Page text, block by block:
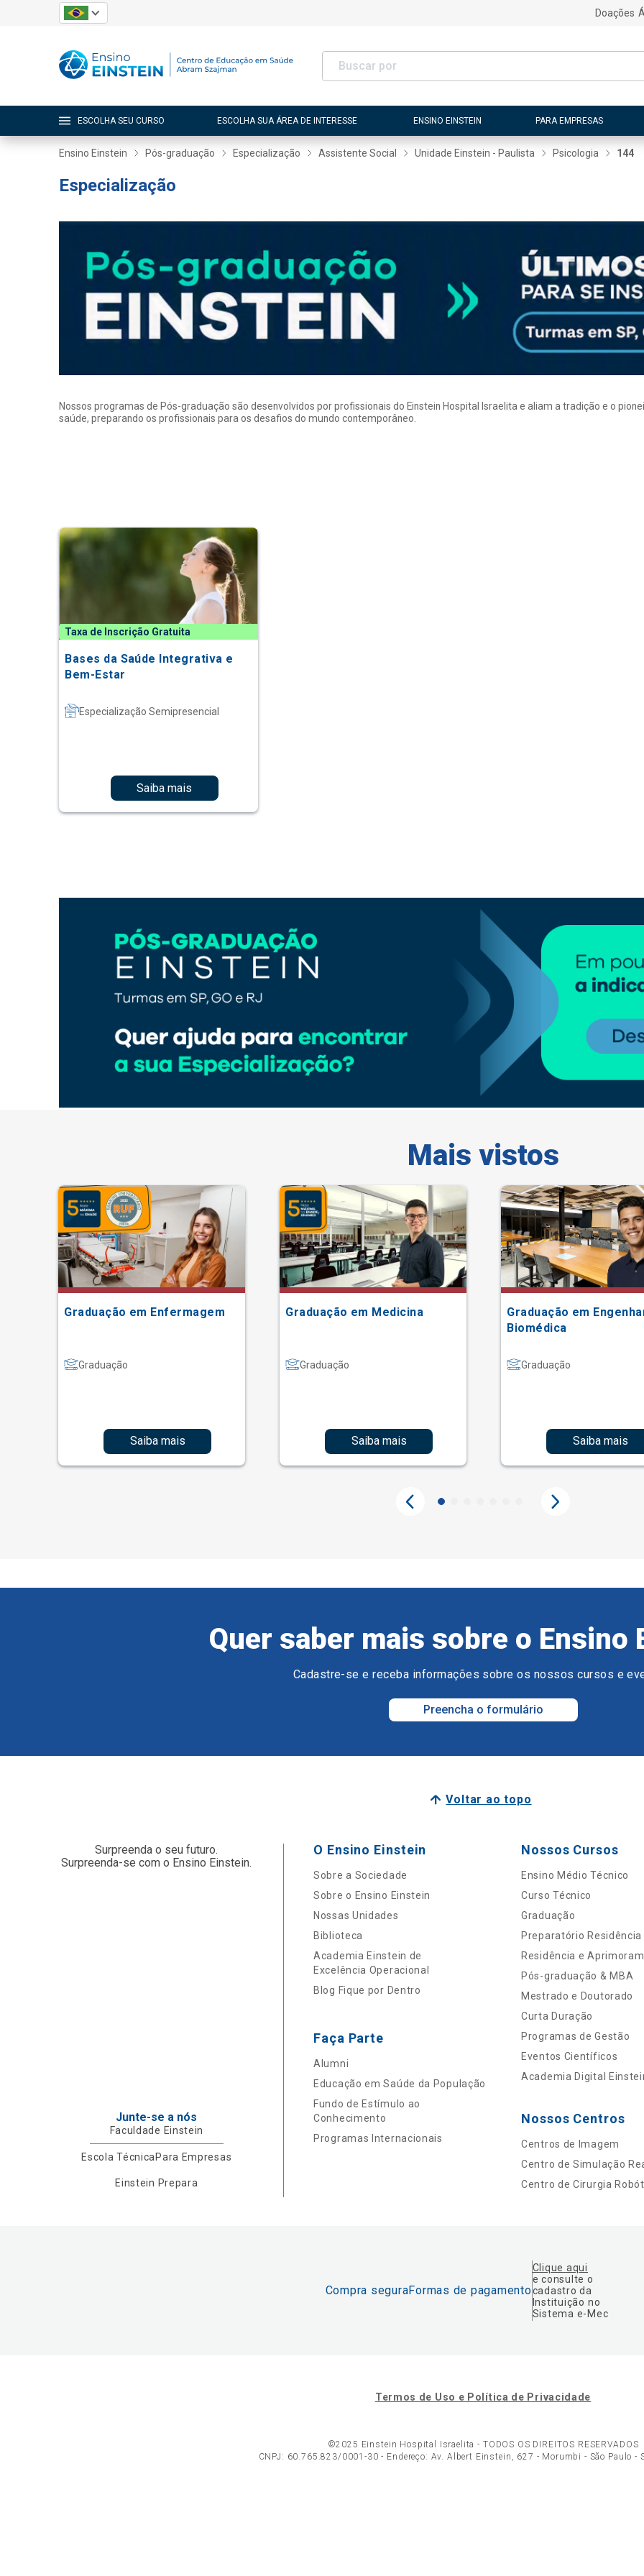
Doações
ESCOLHA SEU CURSO ESCOLHA SUA ÁREA DE INTERESSE ENSINO EINSTEIN PARA EMPRESAS
Ensino Einstein Pós-graduação Especialização Assistente Social Unidade Einstein - Paulista Psicologia 144
Especialização
Nossos programas de Pós-graduação são desenvolvidos por profissionais do Einstein Hospital Israelita e aliam a tradição e o
saúde, preparando os profissionais para os desafios do mundo contemporâneo.
Taxa de Inscrição Gratuita
Bases da Saúde Integrativa e
Bem-Estar
Especialização Semipresencial
Saiba mais
Mais vistos
Graduação em Enfermagem
Graduação
Saiba mais
Graduação em Medicina
Graduação
Saiba mais
Graduação em
Biomédica
Graduação
Saiba mais
Quer saber mais sobre o Ensino
Cadastre-se e receba informações sobre os nossos cursos e
Preencha o formulário
Voltar ao topo
Surpreenda o seu futuro.
Surpreenda-se com o Ensino Einstein.
Junte-se a nós
Faculdade Einstein
Escola TécnicaPara Empresas
Einstein Prepara
O Ensino Einstein
Sobre a Sociedade
Sobre o Ensino Einstein
Nossas Unidades
Biblioteca
Academia Einstein de
Excelência Operacional
Blog Fique por Dentro
Faça Parte
Alumni
Educação em Saúde da População
Fundo de Estímulo ao
Conhecimento
Programas Internacionais
Nossos Cursos
Ensino Médio Técnico
Curso Técnico
Graduação
Preparatório Residência
Residência e
Pós-graduação & MBA
Mestrado e Doutorado
Curta Duração
Programas de Gestão
Eventos Científicos
Academia Digital
Nossos Centros
Centros de Imagem
Centro de Simulação
Centro de Cirurgia
Compra seguraFormas de pagamento
Clique aqui
e consulte o
cadastro da
Instituição no
Sistema e-Mec
Termos de Uso e Política de Privacidade
©2025 Einstein Hospital Israelita - TODOS OS DIREITOS RESERVADOS
CNPJ: 60.765.823/0001-30 - Endereço: Av. Albert Einstein, 627 - Morumbi - São Paulo -